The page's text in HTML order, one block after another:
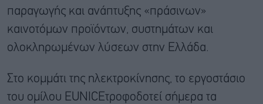
παραγωγής και ανάπτυξης «πράσινων»
καινοτόμων προϊόντων, συστημάτων και
ολοκληρωμένων λύσεων στην Ελλάδα.
Στο κομμάτι της ηλεκτρoκίνησης, το εργοστάσιο
του ομίλου EUNICEτροφοδοτεί σήμερα τα